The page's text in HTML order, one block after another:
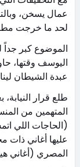
عمال يسخن،
لحد ما خرجت
الموضوع كبر جداً
اليوسف وقتها،
عبدة الشيطان
طلع قرار
المتهمين من
(الحاجات اللي
عليها أغاني ذات
المصري (أغاني